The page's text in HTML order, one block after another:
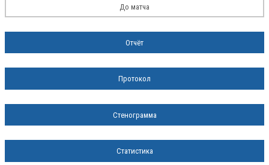
До матча
Отчёт
Протокол
Стенограмма
Статистика